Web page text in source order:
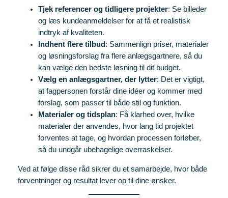
Tjek referencer og tidligere projekter: Se billeder
og læs kundeanmeldelser for at få et realistisk
indtryk af kvaliteten.
Indhent flere tilbud : Sammenlign priser, materialer
og løsningsforslag fra flere anlægsgartnere, så du
kan vælge den bedste løsning til dit budget.
Vælg en anlægsgartner, der lytter: Det er vigtigt,
at fagpersonen forstår dine idéer og kommer med
forslag, som passer til både stil og funktion.
Materialer og tidsplan: Få klarhed over, hvilke
materialer der anvendes, hvor lang tid projektet
forventes at tage, og hvordan processen forløber,
så du undgår ubehagelige overraskelser.
Ved at følge disse råd sikrer du et samarbejde, hvor både
forventninger og resultat lever op til dine ønsker.